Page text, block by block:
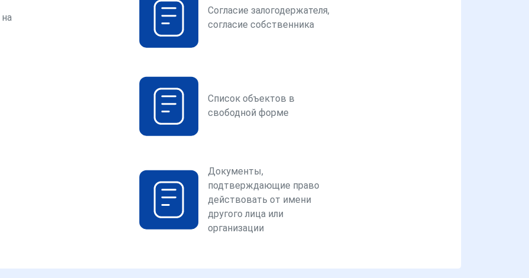
Согласие залогодержателя,
согласие собственника
Список объектов в
свободной форме
Документы,
подтверждающие право
действовать от имени
другого лица или
организации